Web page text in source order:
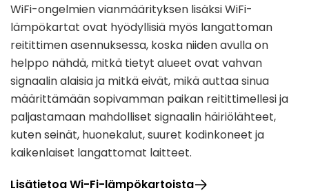
WiFi-ongelmien vianmäärityksen lisäksi WiFi-
lämpökartat ovat hyödyllisiä myös langattoman
reitittimen asennuksessa, koska niiden avulla on
helppo nähdä, mitkä tietyt alueet ovat vahvan
signaalin alaisia ja mitkä eivät, mikä auttaa sinua
määrittämään sopivamman paikan reitittimellesi ja
paljastamaan mahdolliset signaalin häiriölähteet,
kuten seinät, huonekalut, suuret kodinkoneet ja
kaikenlaiset langattomat laitteet.
Lisätietoa Wi-Fi-lämpökartoista